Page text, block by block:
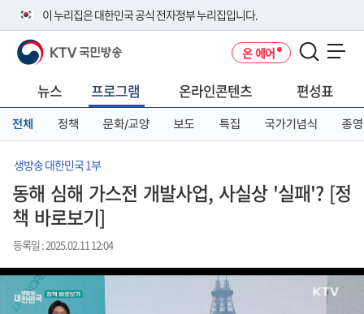
이 누리집은 대한민국 공식 전자정부 누리집입니다.
공식 누리집 주소 확인하기
니다.
이밖에 or.kr 또는 .kr등 다른 도메인 주소를 사용하고 있다면 아래 URL에
서 도메인 주소를 확인해 보세요
KTV 국민방송 온 에어
뉴스 프로그램 온라인콘텐츠 편성표
전체 정책 문화/교양 보도 특집 국가기념식 종영
생방송 대한민국 1부
동해 심해 가스전 개발사업, 사실상 '실패'? [정
책 바로보기]
등록일 : 2025.02.11 12:04